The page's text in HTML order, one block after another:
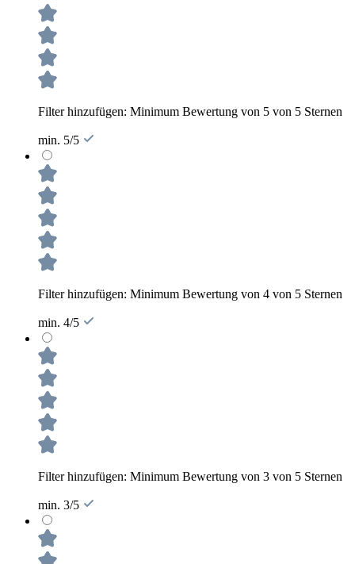
Filter hinzufügen: Minimum Bewertung von 5 von 5 Sternen
min. 5/5
Filter hinzufügen: Minimum Bewertung von 4 von 5 Sternen
min. 4/5
Filter hinzufügen: Minimum Bewertung von 3 von 5 Sternen
min. 3/5